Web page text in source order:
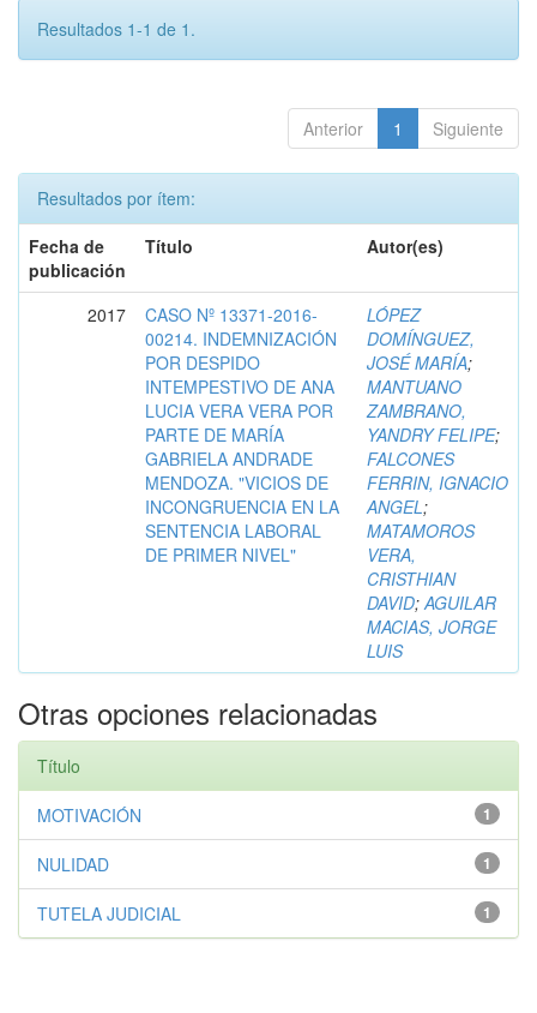
Resultados 1-1 de 1.
Anterior 1 Siguiente
Resultados por ítem:
Fecha de
publicación
Título Autor(es)
2017
CASO Nº 13371-2016-
00214. INDEMNIZACIÓN
POR DESPIDO
INTEMPESTIVO DE ANA
LUCIA VERA VERA POR
PARTE DE MARÍA
GABRIELA ANDRADE
MENDOZA. "VICIOS DE
INCONGRUENCIA EN LA
SENTENCIA LABORAL
DE PRIMER NIVEL"
LÓPEZ
DOMÍNGUEZ,
JOSÉ MARÍA;
MANTUANO
ZAMBRANO,
YANDRY FELIPE;
FALCONES
FERRIN, IGNACIO
ANGEL;
MATAMOROS
VERA,
CRISTHIAN
DAVID;AGUILAR
MACIAS, JORGE
LUIS
Otras opciones relacionadas
Título
1
MOTIVACIÓN
1
NULIDAD
1
TUTELA JUDICIAL